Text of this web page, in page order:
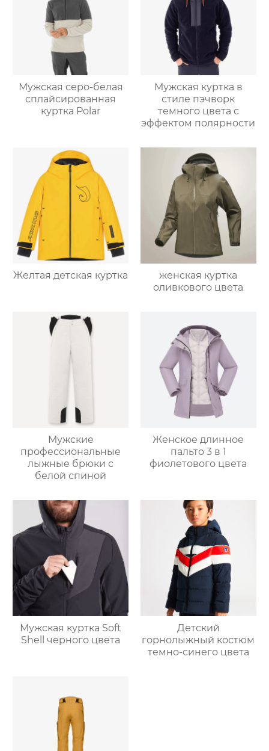
Мужская серо-белая
сплайсированная
куртка Polar
Мужская куртка в
стиле пэчворк
темного цвета с
эффектом полярности
Желтая детская куртка
женская куртка
оливкового цвета
Мужские
профессиональные
лыжные брюки с
белой спиной
Женское длинное
пальто 3 в 1
фиолетового цвета
Мужская куртка Soft
Shell черного цвета
Детский
горнолыжный костюм
темно-синего цвета